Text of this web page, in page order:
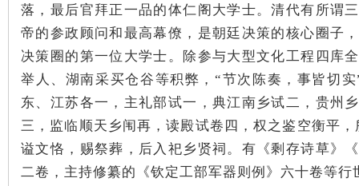
落，最后官拜正一品的体仁阁大学士。清代有所谓
帝的参政顾问和最高幕僚，是朝廷决策的核心圈子
决策圈的第一位大学士。除参与大型文化工程四库
举人、湖南采买仓谷等积弊，“节次陈奏，事皆切
东、江苏各一，主礼部试一，典江南乡试二，贵州
三，监临顺天乡闱再，读殿试卷四，权之鉴空衡平
谥文恪，赐祭葬，后入祀乡贤祠。有《剩存诗草》
二卷，主持修纂的《钦定工部军器则例》六十卷等行